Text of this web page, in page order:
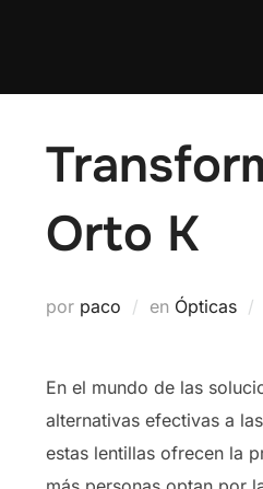
Orto K
por paco en Ópticas
En el mundo de las
alternativas efectivas a
estas lentillas ofrecen la